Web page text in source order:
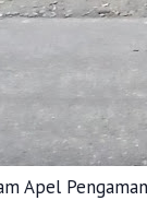
Apel